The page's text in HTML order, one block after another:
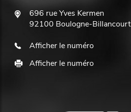
696 rue Yves Kermen
92100 Boulogne-Billancourt
Afficher le numéro
Afficher le numéro